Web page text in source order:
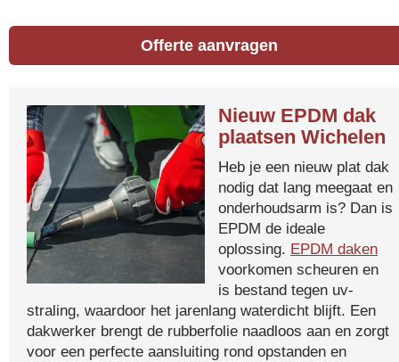
Offerte aanvragen
Nieuw EPDM dak
plaatsen Wichelen
Heb je een nieuw plat dak
nodig dat lang meegaat en
onderhoudsarm is? Dan is
EPDM de ideale
oplossing. EPDM daken
voorkomen scheuren en
is bestand tegen uv-
straling, waardoor het jarenlang waterdicht blijft. Een
dakwerker brengt de rubberfolie naadloos aan en zorgt
voor een perfecte aansluiting rond opstanden en